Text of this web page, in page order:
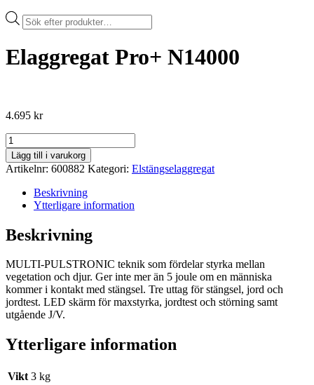
Products
search
Elaggregat Pro+ N14000
4.695 kr
Elaggregat
Pro+
N14000
mängd
Lägg till i varukorg
Artikelnr: 600882 Kategori: Elstängselaggregat
Beskrivning
Ytterligare information
Beskrivning
MULTI-PULSTRONIC teknik som fördelar styrka mellan
vegetation och djur. Ger inte mer än 5 joule om en människa
kommer i kontakt med stängsel. Tre uttag för stängsel, jord och
jordtest. LED skärm för maxstyrka, jordtest och störning samt
utgående J/V.
Ytterligare information
Vikt 3 kg